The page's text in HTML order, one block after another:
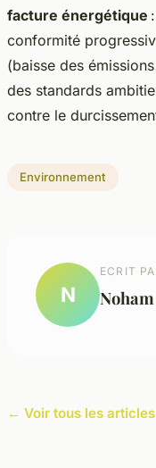
facture énergétique
conformité
(baisse des
des standards
contre le
Environnement
N
ECRIT
Noham
← Voir tous les